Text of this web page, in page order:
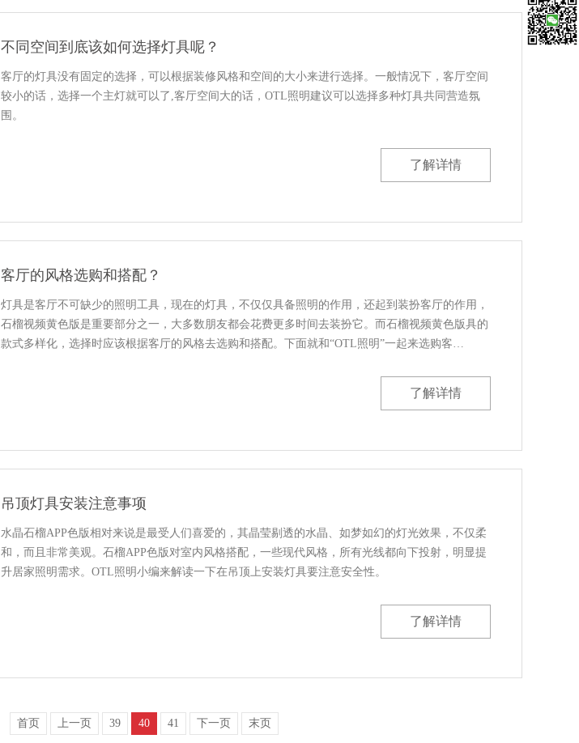
不同空间到底该如何选择灯具呢？
客厅的灯具没有固定的选择，可以根据装修风格和空间的大小来进行选择。一般情况下，客厅空间
较小的话，选择一个主灯就可以了,客厅空间大的话，OTL照明建议可以选择多种灯具共同营造氛
围。
了解详情
客厅的风格选购和搭配？
灯具是客厅不可缺少的照明工具，现在的灯具，不仅仅具备照明的作用，还起到装扮客厅的作用，
石榴视频黄色版是重要部分之一，大多数朋友都会花费更多时间去装扮它。而石榴视频黄色版具的
款式多样化，选择时应该根据客厅的风格去选购和搭配。下面就和“OTL照明”一起来选购客…
了解详情
吊顶灯具安装注意事项
水晶石榴APP色版相对来说是最受人们喜爱的，其晶莹剔透的水晶、如梦如幻的灯光效果，不仅柔
和，而且非常美观。石榴APP色版对室内风格搭配，一些现代风格，所有光线都向下投射，明显提
升居家照明需求。OTL照明小编来解读一下在吊顶上安装灯具要注意安全性。
了解详情
首页 上一页 39 40 41 下一页 末页
微信扫一扫